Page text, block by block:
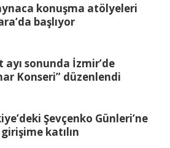
konuşma atölyeleri
başlıyor
ayı sonunda İzmir’de
Konseri” düzenlendi
Şevçenko Günleri’ne
katılın